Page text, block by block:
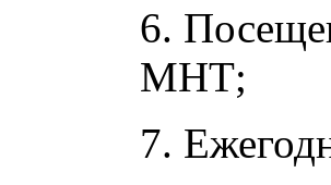
6.
МНТ;
7.